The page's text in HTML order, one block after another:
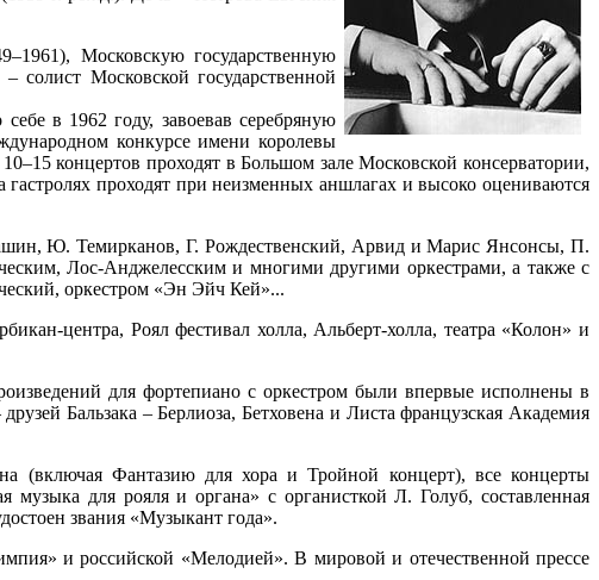
Московскую государственную
солист Московской государственной
в 1962 году, завоевав серебряную
конкурсе имени королевы
концертов проходят в Большом зале Московской консерватории,
проходят при неизменных аншлагах и высоко оцениваются
Ю. Темирканов, Г. Рождественский, Арвид и Марис Янсонсы, П.
Лос-Анджелесским и многими другими оркестрами, а также с
оркестром «Эн Эйч Кей»...
центра, Роял фестивал холла, Альберт-холла, театра «Колон» и
для фортепиано с оркестром были впервые исполнены в
Бальзака – Берлиоза, Бетховена и Листа французская Академия
(включая Фантазию для хора и Тройной концерт), все концерты
для рояля и органа» с органисткой Л. Голуб, составленная
звания «Музыкант года».
и российской «Мелодией». В мировой и отечественной прессе